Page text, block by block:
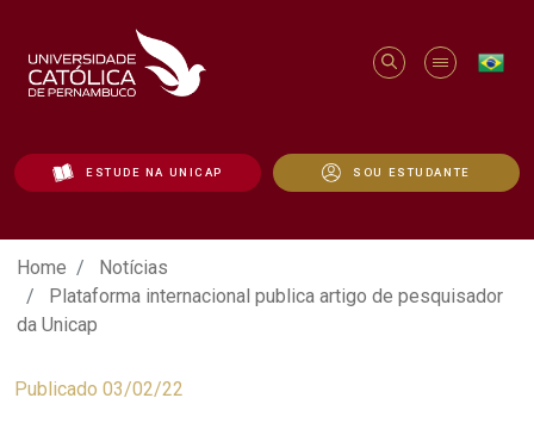
ESTUDE NA UNICAP SOU ESTUDANTE
Plataforma internacional publica artigo
Home
Notícias
Plataforma internacional publica artigo de pesquisador
da Unicap
Publicado 03/02/22